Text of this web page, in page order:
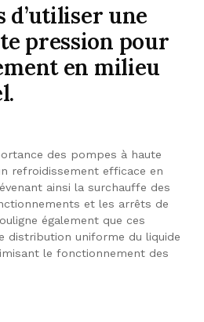
d’utiliser une
pression pour
en milieu
des pompes à haute
refroidissement efficace en
ainsi la surchauffe des
et les arrêts de
également que ces
distribution uniforme du liquide
le fonctionnement des